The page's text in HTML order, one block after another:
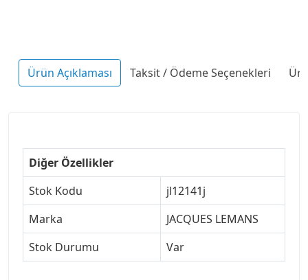
Ürün Açıklaması Taksit / Ödeme Seçenekleri
Diğer Özellikler
Stok Kodu
jl12141j
Marka
JACQUES LEMANS
Stok Durumu
Var